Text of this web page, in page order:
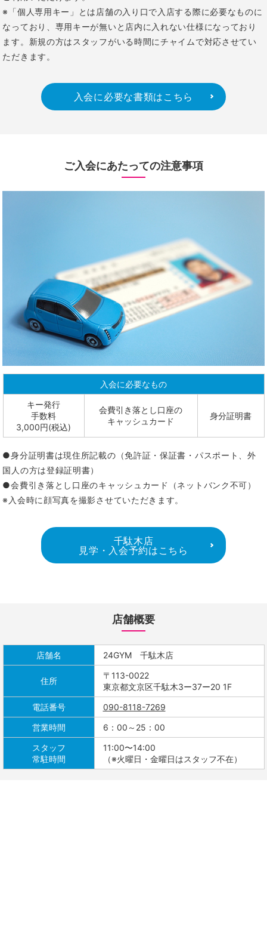
※「個人専用キー」とは店舗の入り口で入店する際に必要なものに
なっており、専用キーが無いと店内に入れない仕様になっており
ます。新規の方はスタッフがいる時間にチャイムで対応させてい
ただきます。
入会に必要な書類はこちら
ご入会にあたっての注意事項
入会に必要なもの
キー発行
手数料
3,000円(税込)
会費引き落とし口座の
キャッシュカード
身分証明書
●身分証明書は現住所記載の（免許証・保証書・パスポート、外
国人の方は登録証明書）
●会費引き落とし口座のキャッシュカード（ネットバンク不可）
※入会時に顔写真を撮影させていただきます。
千駄木店
見学・入会予約はこちら
店舗概要
店舗名 24GYM 千駄木店
住所
〒113-0022
東京都文京区千駄木3ー37ー20 1F
電話番号
090-8118-7269
営業時間
6：00～25：00
スタッフ
常駐時間
11:00〜14:00
（※火曜日・金曜日はスタッフ不在）